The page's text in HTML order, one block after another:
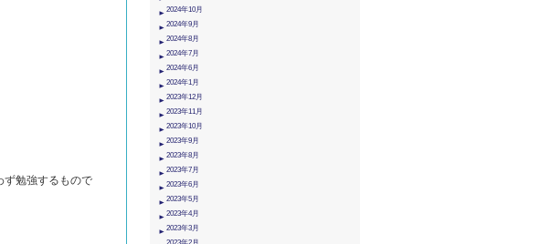
ず勉強するもので
2024年10月
2024年9月
2024年8月
2024年7月
2024年6月
2024年1月
2023年12月
2023年11月
2023年10月
2023年9月
2023年8月
2023年7月
2023年6月
2023年5月
2023年4月
2023年3月